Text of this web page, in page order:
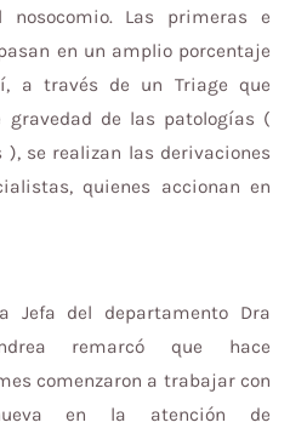
Las primeras e
en un amplio porcentaje
a través de un Triage que
gravedad de las patologías (
se realizan las derivaciones
quienes accionan en
Jefa del departamento Dra
remarcó que hace
comenzaron a trabajar con
en la atención de